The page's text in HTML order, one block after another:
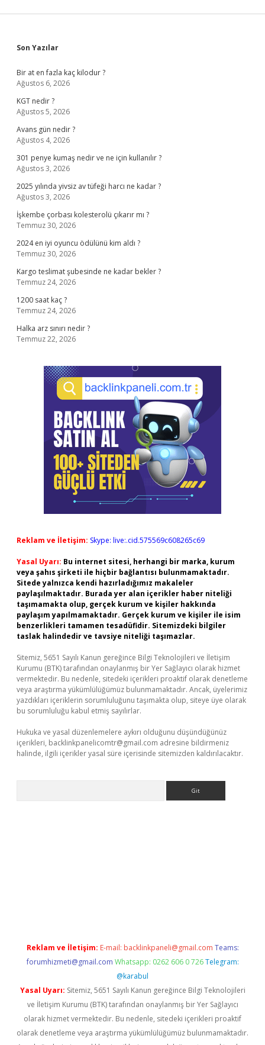
Sidebar
Son Yazılar
Bir at en fazla kaç kilodur ?
Ağustos 6, 2026
KGT nedir ?
Ağustos 5, 2026
Avans gün nedir ?
Ağustos 4, 2026
301 penye kumaş nedir ve ne için kullanılır ?
Ağustos 3, 2026
2025 yılında yivsiz av tüfeği harcı ne kadar ?
Ağustos 3, 2026
İşkembe çorbası kolesterolü çıkarır mı ?
Temmuz 30, 2026
2024 en iyi oyuncu ödülünü kim aldı ?
Temmuz 30, 2026
Kargo teslimat şubesinde ne kadar bekler ?
Temmuz 24, 2026
1200 saat kaç ?
Temmuz 24, 2026
Halka arz sınırı nedir ?
Temmuz 22, 2026
Reklam ve İletişim: Skype: live:.cid.575569c608265c69
Yasal Uyarı: Bu internet sitesi, herhangi bir marka, kurum
veya şahıs şirketi ile hiçbir bağlantısı bulunmamaktadır.
Sitede yalnızca kendi hazırladığımız makaleler
paylaşılmaktadır. Burada yer alan içerikler haber niteliği
taşımamakta olup, gerçek kurum ve kişiler hakkında
paylaşım yapılmamaktadır. Gerçek kurum ve kişiler ile isim
benzerlikleri tamamen tesadüfidir. Sitemizdeki bilgiler
taslak halindedir ve tavsiye niteliği taşımazlar.
Sitemiz, 5651 Sayılı Kanun gereğince Bilgi Teknolojileri ve İletişim
Kurumu (BTK) tarafından onaylanmış bir Yer Sağlayıcı olarak hizmet
vermektedir. Bu nedenle, sitedeki içerikleri proaktif olarak denetleme
veya araştırma yükümlülüğümüz bulunmamaktadır. Ancak, üyelerimiz
yazdıkları içeriklerin sorumluluğunu taşımakta olup, siteye üye olarak
bu sorumluluğu kabul etmiş sayılırlar.
Hukuka ve yasal düzenlemelere aykırı olduğunu düşündüğünüz
içerikleri, backlinkpanelicomtr@gmail.com adresine bildirmeniz
halinde, ilgili içerikler yasal süre içerisinde sitemizden kaldırılacaktır.
Reklam ve İletişim: E-mail: backlinkpaneli@gmail.com Teams:
forumhizmeti@gmail.com Whatsapp: 0262 606 0 726 Telegram:
@karabul
Yasal Uyarı: Sitemiz, 5651 Sayılı Kanun gereğince Bilgi Teknolojileri
ve İletişim Kurumu (BTK) tarafından onaylanmış bir Yer Sağlayıcı
olarak hizmet vermektedir. Bu nedenle, sitedeki içerikleri proaktif
olarak denetleme veya araştırma yükümlülüğümüz bulunmamaktadır.